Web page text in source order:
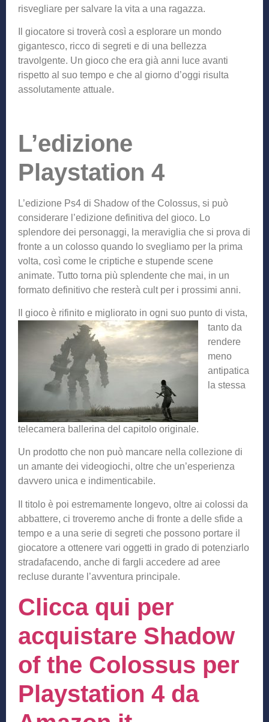
risvegliare per salvare la vita a una ragazza.
Il giocatore si troverà così a esplorare un mondo
gigantesco, ricco di segreti e di una bellezza
travolgente. Un gioco che era già anni luce avanti
rispetto al suo tempo e che al giorno d’oggi risulta
assolutamente attuale.
L’edizione
Playstation 4
L’edizione Ps4 di Shadow of the Colossus, si può
considerare l’edizione definitiva del gioco. Lo
splendore dei personaggi, la meraviglia che si prova di
fronte a un colosso quando lo svegliamo per la prima
volta, così come le criptiche e stupende scene
animate. Tutto torna più splendente che mai, in un
formato definitivo che resterà cult per i prossimi anni.
Il gioco è rifinito e mig liorato in ogni suo punto di vista,
tanto da
rendere
meno
antipatica
la stessa
telecamera ballerina del capitolo originale.
Un prodotto che non può mancare nella collezione di
un amante dei videogiochi, oltre che un’esperienza
davvero unica e indimenticabile.
Il titolo è poi estremamente longevo, oltre ai colossi da
abbattere, ci troveremo anche di fronte a delle sfide a
tempo e a una serie di segreti che possono portare il
giocatore a ottenere vari oggetti in grado di potenziarlo
stradafacendo, anche di fargli accedere ad aree
recluse durante l’avventura principale.
Clicca qui per
acquistare Shadow
of the Colossus per
Playstation 4 da